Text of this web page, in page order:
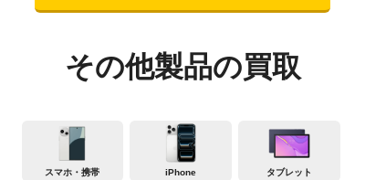
その他製品の買取
スマホ・携帯 iPhone タブレット